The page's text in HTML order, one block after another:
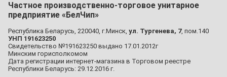
Частное производственно-торговое унитарное
предприятие «БелЧип»
Республика Беларусь, 220040, г.Минск, ул. Тургенева, 7, пом.140
УНП 191623250
Свидетельство №191623250 выдано 17.01.2012г
Минским горисполкомом
Дата регистрации интернет-магазина в Торговом реестре
Республики Беларусь: 29.12.2016 г.